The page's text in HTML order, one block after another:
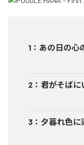
1 ： あの日の心
2 ： 君がそばに
3 ： 夕暮れ色に